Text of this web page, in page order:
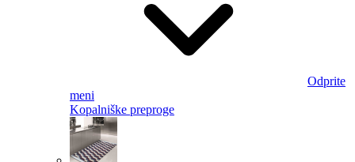
Odprite
meni
Kopalniške preproge